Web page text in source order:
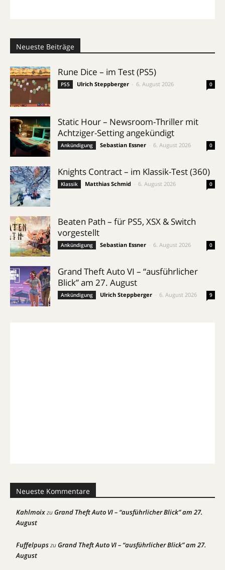
Neueste Beiträge
Rune Dice – im Test (PS5)
PS5 Ulrich Steppberger 6. August 2026 0
Static Hour – Newsroom-Thriller mit
Achtziger-Setting angekündigt
Ankündigung Sebastian Essner 6. August 2026 0
Knights Contract – im Klassik-Test (360)
Klassik Matthias Schmid 6. August 2026 0
Beaten Path – für PS5, XSX & Switch
vorgestellt
Ankündigung Sebastian Essner 6. August 2026 0
Grand Theft Auto VI – “ausführlicher
Blick” am 27. August
Ankündigung Ulrich Steppberger 6. August 2026 9
Neueste Kommentare
KahlmoixzuGrand Theft Auto VI – “ausführlicher Blick” am 27.
August
FuffelpupszuGrand Theft Auto VI – “ausführlicher Blick” am 27.
August